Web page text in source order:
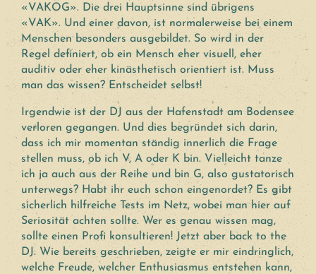
«VAKOG». Die drei Hauptsinne sind übrigens
«VAK». Und einer davon, ist normalerweise bei einem
Menschen besonders ausgebildet. So wird in der
Regel definiert, ob ein Mensch eher visuell, eher
auditiv oder eher kinästhetisch orientiert ist. Muss
man das wissen? Entscheidet selbst!
Irgendwie ist der DJ aus der Hafenstadt am Bodensee
verloren gegangen. Und dies begründet sich darin,
dass ich mir momentan ständig innerlich die Frage
stellen muss, ob ich V, A oder K bin. Vielleicht tanze
ich ja auch aus der Reihe und bin G, also gustatorisch
unterwegs? Habt ihr euch schon eingenordet? Es gibt
sicherlich hilfreiche Tests im Netz, wobei man hier auf
Seriosität achten sollte. Wer es genau wissen mag,
sollte einen Profi konsultieren! Jetzt aber back to the
DJ. Wie bereits geschrieben, zeigte er mir eindringlich,
welche Freude, welcher Enthusiasmus entstehen kann,